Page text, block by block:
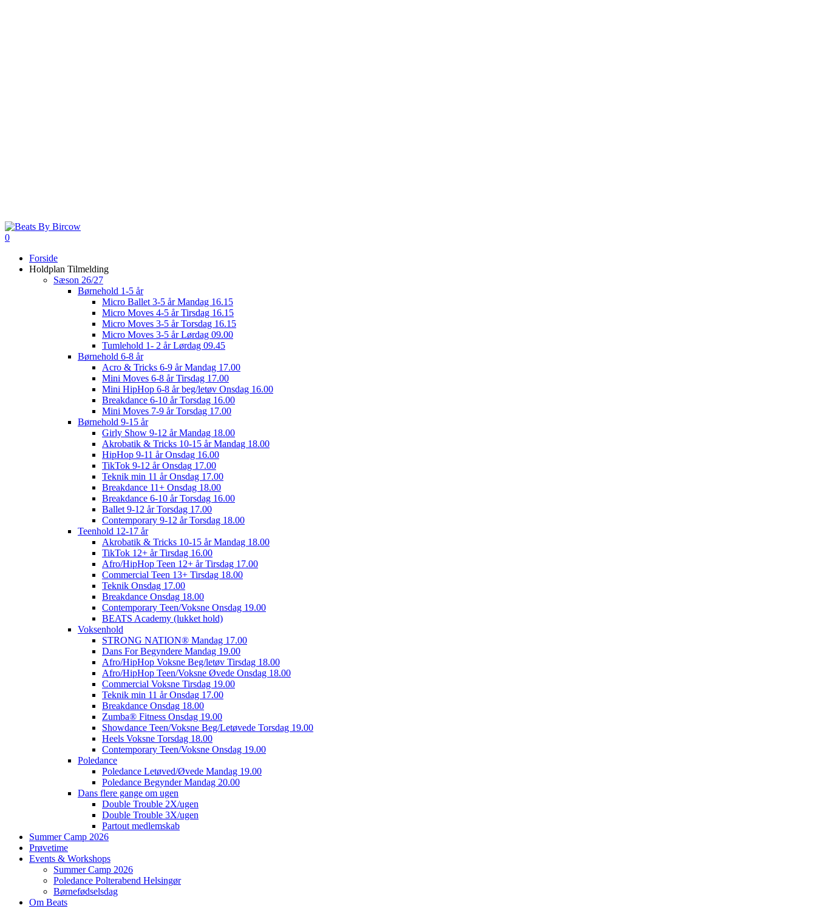
0
Forside
Holdplan Tilmelding
Sæson 26/27
Børnehold 1-5 år
Micro Ballet 3-5 år Mandag 16.15
Micro Moves 4-5 år Tirsdag 16.15
Micro Moves 3-5 år Torsdag 16.15
Micro Moves 3-5 år Lørdag 09.00
Tumlehold 1- 2 år Lørdag 09.45
Børnehold 6-8 år
Acro & Tricks 6-9 år Mandag 17.00
Mini Moves 6-8 år Tirsdag 17.00
Mini HipHop 6-8 år beg/letøv Onsdag 16.00
Breakdance 6-10 år Torsdag 16.00
Mini Moves 7-9 år Torsdag 17.00
Børnehold 9-15 år
Girly Show 9-12 år Mandag 18.00
Akrobatik & Tricks 10-15 år Mandag 18.00
HipHop 9-11 år Onsdag 16.00
TikTok 9-12 år Onsdag 17.00
Teknik min 11 år Onsdag 17.00
Breakdance 11+ Onsdag 18.00
Breakdance 6-10 år Torsdag 16.00
Ballet 9-12 år Torsdag 17.00
Contemporary 9-12 år Torsdag 18.00
Teenhold 12-17 år
Akrobatik & Tricks 10-15 år Mandag 18.00
TikTok 12+ år Tirsdag 16.00
Afro/HipHop Teen 12+ år Tirsdag 17.00
Commercial Teen 13+ Tirsdag 18.00
Teknik Onsdag 17.00
Breakdance Onsdag 18.00
Contemporary Teen/Voksne Onsdag 19.00
BEATS Academy (lukket hold)
Voksenhold
STRONG NATION® Mandag 17.00
Dans For Begyndere Mandag 19.00
Afro/HipHop Voksne Beg/letøv Tirsdag 18.00
Afro/HipHop Teen/Voksne Øvede Onsdag 18.00
Commercial Voksne Tirsdag 19.00
Teknik min 11 år Onsdag 17.00
Breakdance Onsdag 18.00
Zumba® Fitness Onsdag 19.00
Showdance Teen/Voksne Beg/Letøvede Torsdag 19.00
Heels Voksne Torsdag 18.00
Contemporary Teen/Voksne Onsdag 19.00
Poledance
Poledance Letøved/Øvede Mandag 19.00
Poledance Begynder Mandag 20.00
Dans flere gange om ugen
Double Trouble 2X/ugen
Double Trouble 3X/ugen
Partout medlemskab
Summer Camp 2026
Prøvetime
Events & Workshops
Summer Camp 2026
Poledance Polterabend Helsingør
Børnefødselsdag
Om Beats